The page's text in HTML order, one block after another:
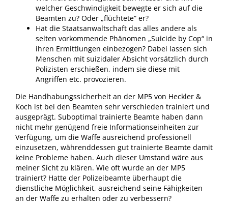
welcher Geschwindigkeit bewegte er sich auf die
Beamten zu? Oder „flüchtete“ er?
Hat die Staatsanwaltschaft das alles andere als
selten vorkommende Phänomen „Suicide by Cop“ in
ihren Ermittlungen einbezogen? Dabei lassen sich
Menschen mit suizidaler Absicht vorsätzlich durch
Polizisten erschießen, indem sie diese mit
Angriffen etc. provozieren.
Die Handhabungssicherheit an der MP5 von Heckler &
Koch ist bei den Beamten sehr verschieden trainiert und
ausgeprägt. Suboptimal trainierte Beamte haben dann
nicht mehr genügend freie Informationseinheiten zur
Verfügung, um die Waffe ausreichend professionell
einzusetzen, währenddessen gut trainierte Beamte damit
keine Probleme haben. Auch dieser Umstand wäre aus
meiner Sicht zu klären. Wie oft wurde an der MP5
trainiert? Hatte der Polizeibeamte überhaupt die
dienstliche Möglichkeit, ausreichend seine Fähigkeiten
an der Waffe zu erhalten oder zu verbessern?